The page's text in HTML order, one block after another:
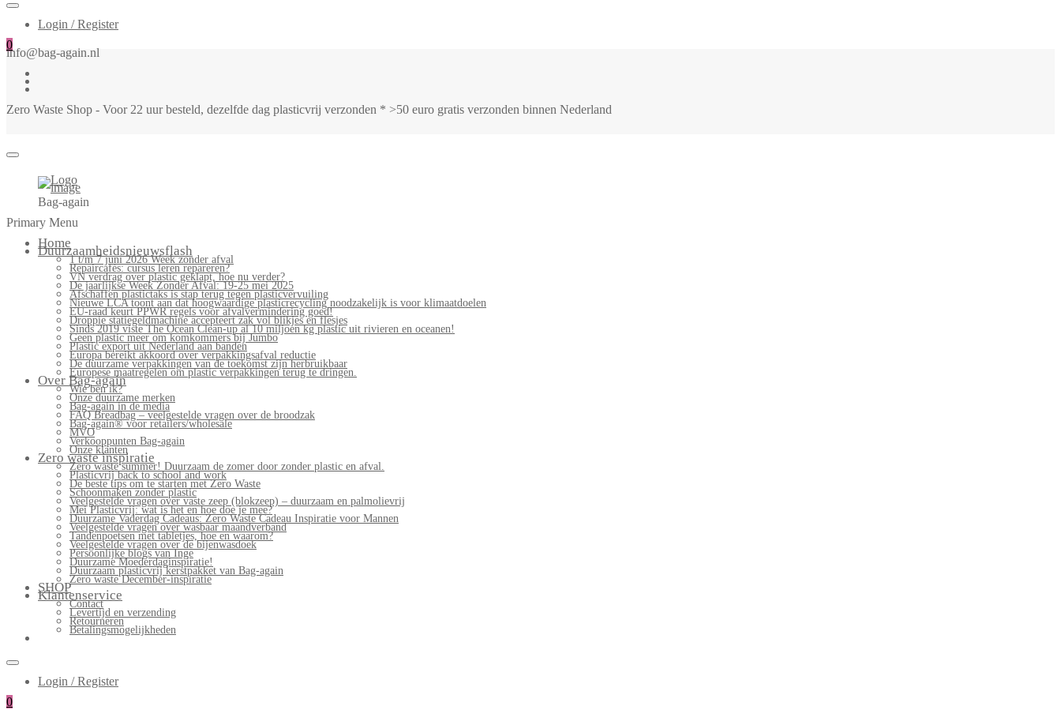
Login / Register
0
info@bag-again.nl
Zero Waste Shop - Voor 22 uur besteld, dezelfde dag plasticvrij verzonden * >50 euro gratis verzonden binnen Nederland
Bag-again
Primary Menu
Home
Duurzaamheidsnieuwsflash
1 t/m 7 juni 2026 Week zonder afval
Repaircafés: cursus leren repareren?
VN verdrag over plastic geklapt, hoe nu verder?
De jaarlijkse Week Zonder Afval: 19-25 mei 2025
Afschaffen plastictaks is stap terug tegen plasticvervuiling
Nieuwe LCA toont aan dat hoogwaardige plasticrecycling noodzakelijk is voor klimaatdoelen
EU-raad keurt PPWR regels voor afvalvermindering goed!
Droppie statiegeldmachine accepteert zak vol blikjes en flesjes
Sinds 2019 viste The Ocean Clean-up al 10 miljoen kg plastic uit rivieren en oceanen!
Geen plastic meer om komkommers bij Jumbo
Plastic export uit Nederland aan banden
Europa bereikt akkoord over verpakkingsafval reductie
De duurzame verpakkingen van de toekomst zijn herbruikbaar
Europese maatregelen om plastic verpakkingen terug te dringen.
Over Bag-again
Wie ben ik?
Onze duurzame merken
Bag-again in de media
FAQ Breadbag – veelgestelde vragen over de broodzak
Bag-again® voor retailers/wholesale
MVO
Verkooppunten Bag-again
Onze klanten
Zero waste inspiratie
Zero waste summer! Duurzaam de zomer door zonder plastic en afval.
Plasticvrij back to school and work
De beste tips om te starten met Zero Waste
Schoonmaken zonder plastic
Veelgestelde vragen over vaste zeep (blokzeep) – duurzaam en palmolievrij
Mei Plasticvrij: wat is het en hoe doe je mee?
Duurzame Vaderdag Cadeaus: Zero Waste Cadeau Inspiratie voor Mannen
Veelgestelde vragen over wasbaar maandverband
Tandenpoetsen met tabletjes, hoe en waarom?
Veelgestelde vragen over de bijenwasdoek
Persoonlijke blogs van Inge
Duurzame Moederdaginspiratie!
Duurzaam plasticvrij kerstpakket van Bag-again
Zero waste December-inspiratie
SHOP
Klantenservice
Contact
Levertijd en verzending
Retourneren
Betalingsmogelijkheden
Login / Register
0